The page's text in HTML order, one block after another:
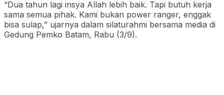
“Dua tahun lagi insya Allah lebih baik. Tapi butuh kerja
sama semua pihak. Kami bukan power ranger, enggak
bisa sulap,” ujarnya dalam silaturahmi bersama media di
Gedung Pemko Batam, Rabu (3/9).